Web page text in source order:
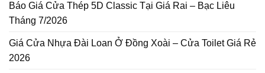
Báo Giá Cửa Thép 5D Classic Tại Giá Rai – Bạc Liêu
Tháng 7/2026
Giá Cửa Nhựa Đài Loan Ở Đồng Xoài – Cửa Toilet Giá Rẻ
2026